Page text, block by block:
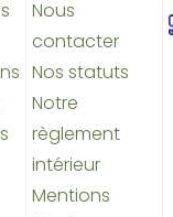
Nous
contacter
Nos statuts
Notre
règlement
intérieur
Mentions